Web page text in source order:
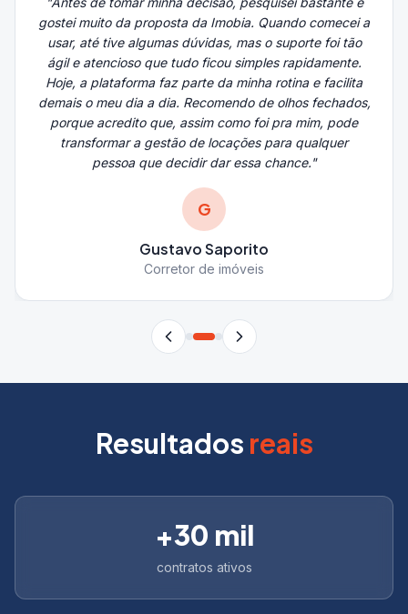
gostei muito da proposta da Imobia. Quando comecei a
usar, até tive algumas dúvidas, mas o suporte foi tão
ágil e atencioso que tudo ficou simples rapidamente.
Hoje, a plataforma faz parte da minha rotina e facilita
demais o meu dia a dia. Recomendo de olhos fechados,
porque acredito que, assim como foi pra mim, pode
transformar a gestão de locações para qualquer
pessoa que decidir dar essa chance."
G
Gustavo Saporito
Corretor de imóveis
Resultados reais
+30 mil
contratos ativos